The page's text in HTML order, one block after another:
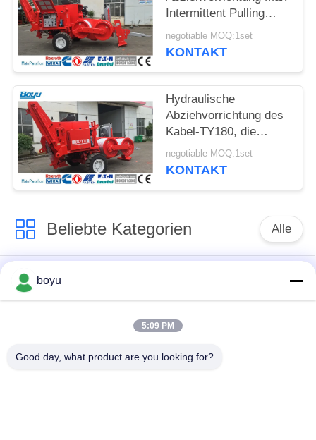
Intermittent Pulling
Force 180kN des
Kabel-TY180
negotiable MOQ:1set
KONTAKT
Hydraulische
Abziehvorrichtung des
Kabel-TY180, die
Ausrüstung Max Speed
5 km/h aufreiht
negotiable MOQ:1set
KONTAKT
Beliebte Kategorien Alle
Übertragungsleitung,
die Ausrüstung
Spannung, die
Gegendrehdrahtseil
boyu
5:09 PM
Good day, what product are you looking for?